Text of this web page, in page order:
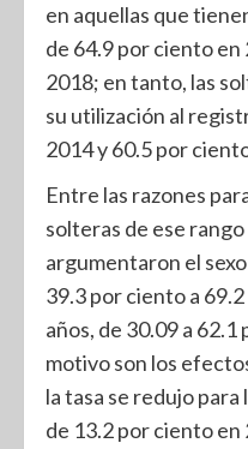
en aquellas que
de 64.9 por ciento en
2018; en tanto, las
su utilización al
2014 y 60.5 por
Entre las razones
solteras de ese
argumentaron el
39.3 por ciento a
años, de 30.09 a
motivo son los
la tasa se redujo para
de 13.2 por ciento en